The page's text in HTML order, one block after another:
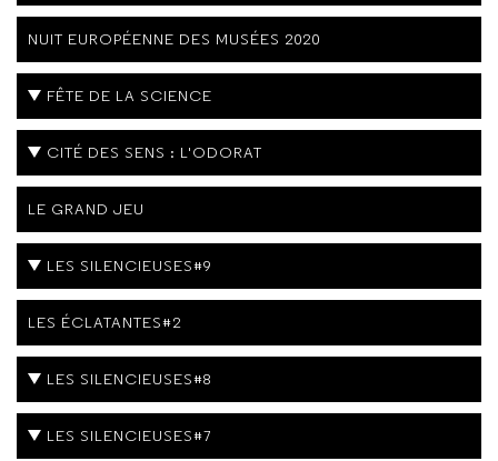
NUIT EUROPÉENNE DES MUSÉES 2020
FÊTE DE LA SCIENCE
CITÉ DES SENS : L'ODORAT
LE GRAND JEU
LES SILENCIEUSES#9
LES ÉCLATANTES#2
LES SILENCIEUSES#8
LES SILENCIEUSES#7